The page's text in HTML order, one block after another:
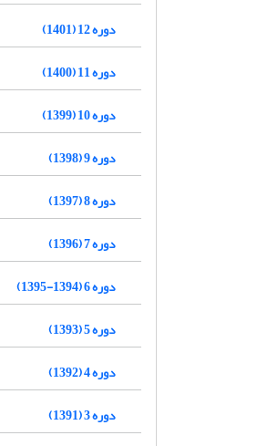
دوره 12 (1401)
دوره 11 (1400)
دوره 10 (1399)
دوره 9 (1398)
دوره 8 (1397)
دوره 7 (1396)
دوره 6 (1394-1395)
دوره 5 (1393)
دوره 4 (1392)
دوره 3 (1391)